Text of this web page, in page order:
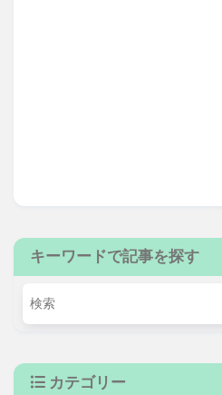
キーワードで記事を探す
カテゴリー